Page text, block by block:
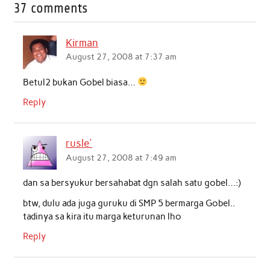
e
o
o
k
t
t
A
p
n
37 comments
Kirman
August 27, 2008 at 7:37 am
Betul2 bukan Gobel biasa…
Reply
rusle'
August 27, 2008 at 7:49 am
dan sa bersyukur bersahabat dgn salah satu gobel…:)
btw, dulu ada juga guruku di SMP 5 bermarga Gobel..
tadinya sa kira itu marga keturunan lho
Reply